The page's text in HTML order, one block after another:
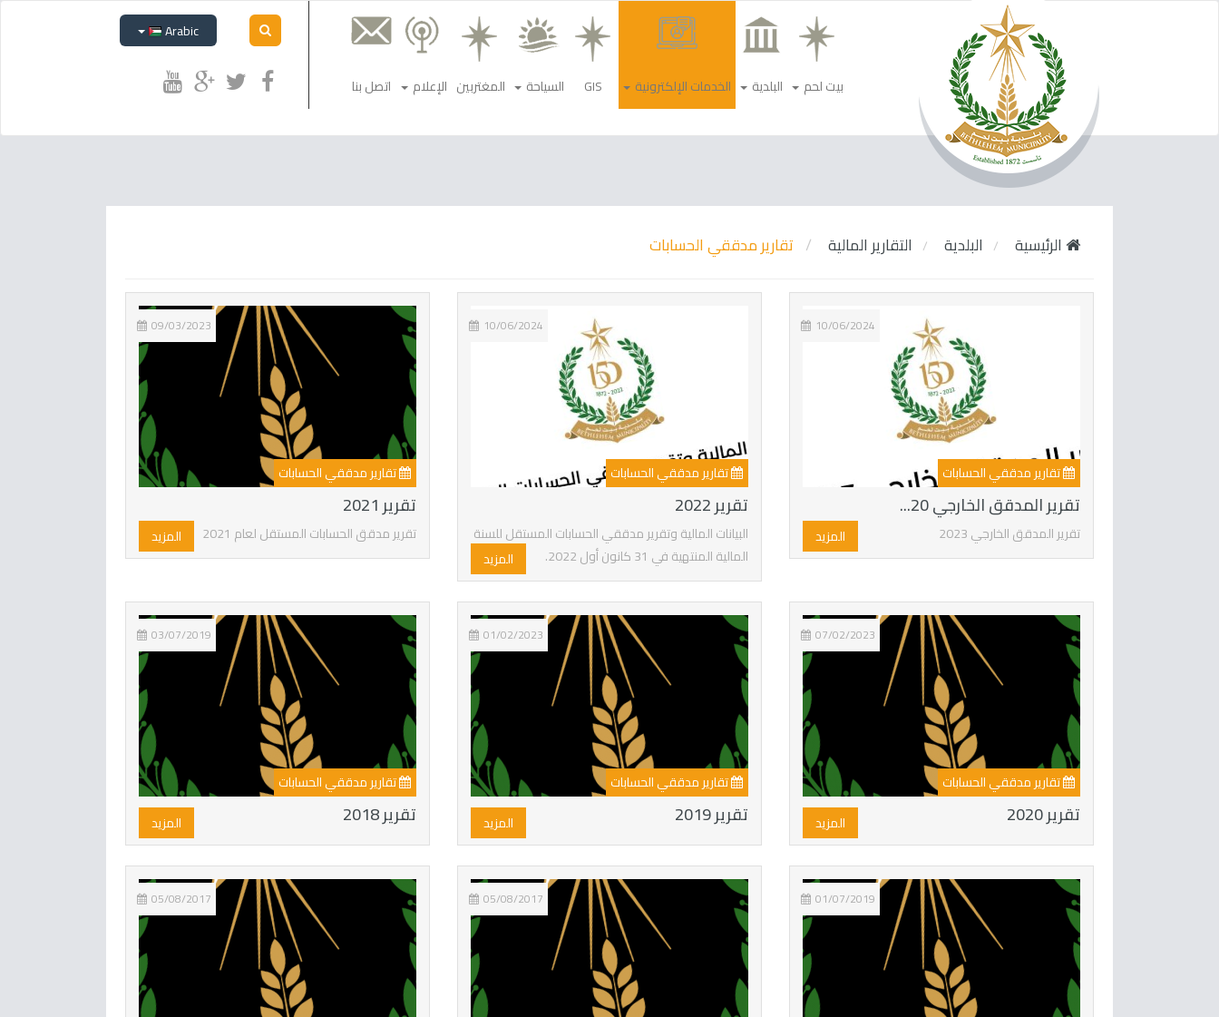
بيت لحم البلدية الخدمات الإلكترونية GIS السياحة المغتربين الإعلام اتصل بنا
Arabic
الرئيسية البلدية التقارير المالية تقارير مدققي الحسابات
تقارير مدققي الحسابات
تقرير المدقق الخارجي 20...
10/06/2024
تقرير المدقق الخارجي 2023 المزيد
تقارير مدققي الحسابات
تقرير 2022
10/06/2024
البيانات المالية وتقرير مدققي الحسابات المستقل للسنة
المالية المنتهية في 31 كانون أول 2022.
المزيد
تقارير مدققي الحسابات
تقرير 2021
09/03/2023
تقرير مدقق الحسابات المستقل لعام 2021 المزيد
تقارير مدققي الحسابات
تقرير 2020
07/02/2023
المزيد
تقارير مدققي الحسابات
تقرير 2019
01/02/2023
المزيد
تقارير مدققي الحسابات
تقرير 2018
03/07/2019
المزيد
01/07/2019
05/08/2017
05/08/2017